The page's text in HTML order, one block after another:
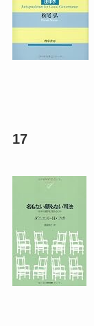
17